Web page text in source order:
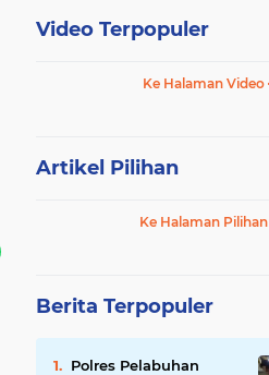
Video Terpopuler
Ke Halaman Video
Artikel Pilihan
Ke Halaman Pilihan
Berita Terpopuler
Polres Pelabuhan